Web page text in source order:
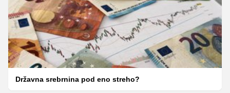
Državna srebrnina pod eno streho?